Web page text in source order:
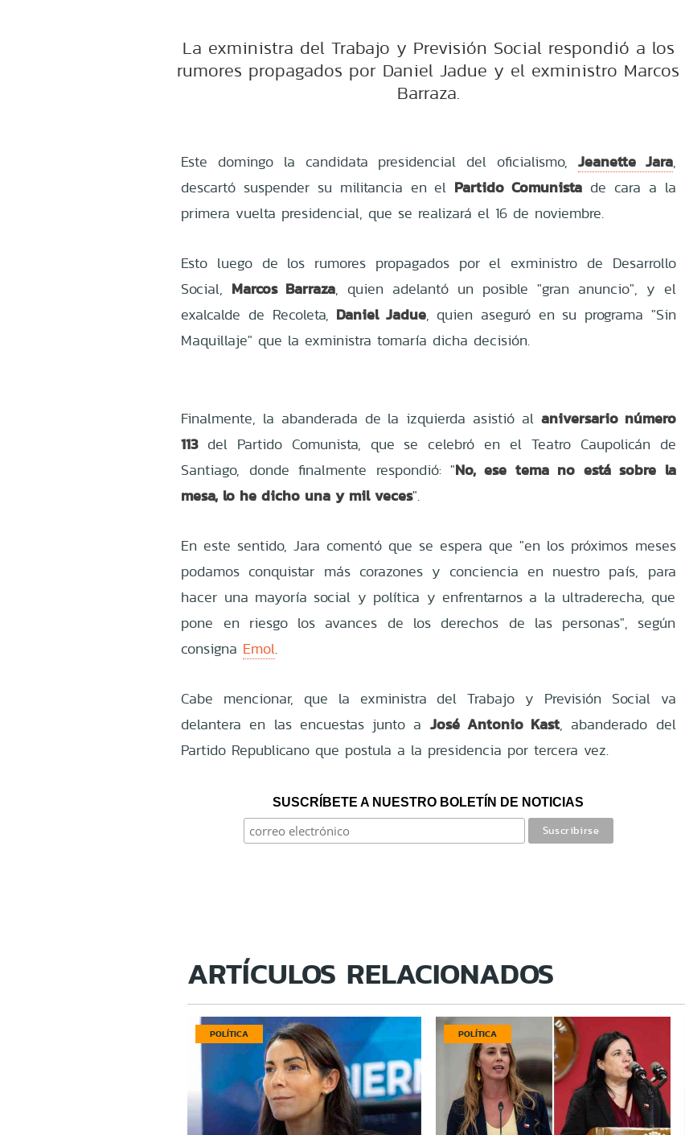
La exministra del Trabajo y Previsión Social respondió a los
rumores propagados por Daniel Jadue y el exministro Marcos
Barraza.
Este domingo la candidata presidencial del oficialismo, Jeanette Jara,
descartó suspender su militancia en el Partido Comunista de cara a la
primera vuelta presidencial, que se realizará el 16 de noviembre.
Esto luego de los rumores propagados por el exministro de Desarrollo
Social, Marcos Barraza, quien adelantó un posible "gran anuncio", y el
exalcalde de Recoleta, Daniel Jadue, quien aseguró en su programa "Sin
Maquillaje" que la exministra tomaría dicha decisión.
Finalmente, la abanderada de la izquierda asistió al aniversario número
113del Partido Comunista, que se celebró en el Teatro Caupolicán de
Santiago, donde finalmente respondió: "No, ese tema no está sobre la
mesa, lo he dicho una y mil veces".
En este sentido, Jara comentó que se espera que "en los próximos meses
podamos conquistar más corazones y conciencia en nuestro país, para
hacer una mayoría social y política y enfrentarnos a la ultraderecha, que
pone en riesgo los avances de los derechos de las personas", según
consigna Emol.
Cabe mencionar, que la exministra del Trabajo y Previsión Social va
delantera en las encuestas junto a José Antonio Kast, abanderado del
Partido Republicano que postula a la presidencia por tercera vez.
SUSCRÍBETE A NUESTRO BOLETÍN DE NOTICIAS
ARTÍCULOS RELACIONADOS
POLÍTICA POLÍTICA